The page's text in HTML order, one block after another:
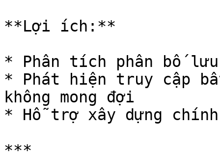
**Lợi ích:**
* Phân tích phân bố
* Phát hiện truy cập
không mong đợi
* Hỗ trợ xây dựng
***